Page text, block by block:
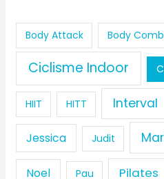
Body Attack Body
Ciclisme Indoor
HIIT HITT Interval
Jessica Judit
Noel Pau Pilates